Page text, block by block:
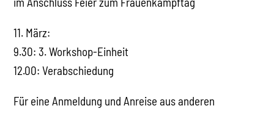
11. März:
9.30: 3. Workshop-Einheit
12.00: Verabschiedung
Für eine Anmeldung und Anreise aus anderen